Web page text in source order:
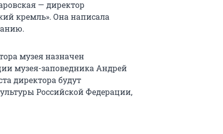
— директор
кремль». Она написала
музея назначен
музея-заповедника Андрей
директора будут
Российской Федерации,